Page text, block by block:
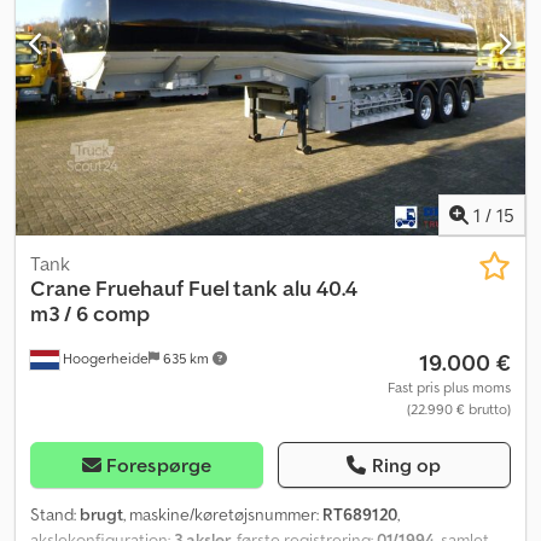
1 / 15
Hoogerheide 635 km
Tank
Crane Fruehauf Fuel tank alu 40.4
m3 / 6 comp
19.000 €
Fast pris plus moms
(22.990 € brutto)
Forespørge Ring op
Stand: brugt, maskine/køretøjsnummer: RT689120,